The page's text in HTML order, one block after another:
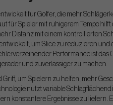
für Golfer, die mehr
für Spieler mit ruhigerem Tempo
Distanz mit einem kontrollierten
um Slice zu reduzieren und
Performance ist das
und zuverlässiger zu machen.
um Spielern zu helfen, mehr
nutzt variable
konstantere Ergebnisse zu liefern.